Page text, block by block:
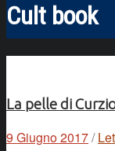
Cult book
La pelle di
9 Giugno 2017/